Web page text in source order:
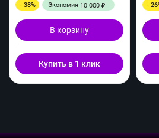
- 38% Экономия 10 000 ₽
В корзину
Купить в 1 клик
-